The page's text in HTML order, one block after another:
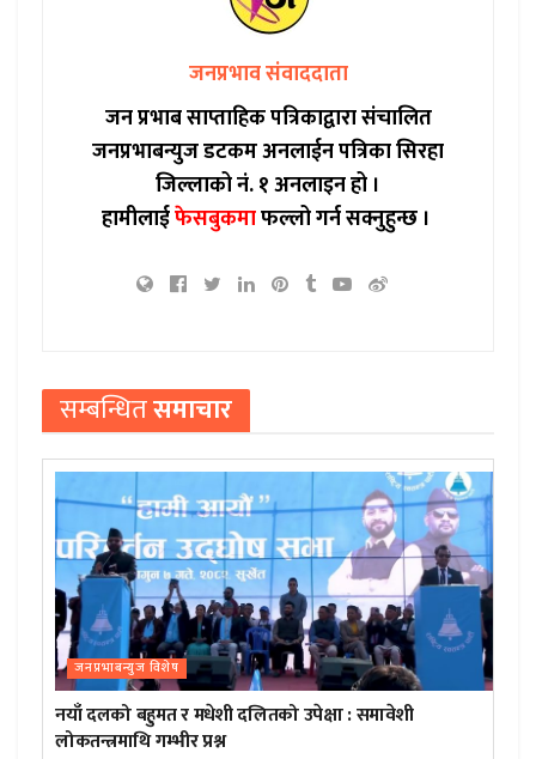
जनप्रभाव संवाददाता
जन प्रभाब साप्ताहिक पत्रिकाद्वारा संचालित
जनप्रभाबन्युज डटकम अनलाईन पत्रिका सिरहा
जिल्लाको नं. १ अनलाइन हो ।
हामीलाईफेसबुकमाफल्लो गर्न सक्नुहुन्छ ।
सम्बन्धितसमाचार
जनप्रभाबन्युज विशेष
नयाँ दलको बहुमत र मधेशी दलितको उपेक्षा : समावेशी
लोकतन्त्रमाथि गम्भीर प्रश्न